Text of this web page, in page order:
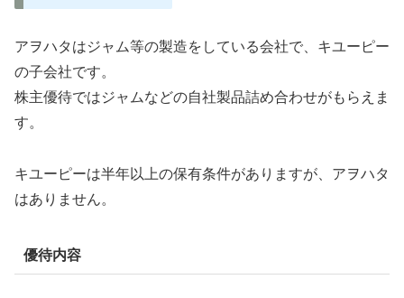
アヲハタはジャム等の製造をしている会社で、キユーピー
の子会社です。
株主優待ではジャムなどの自社製品詰め合わせがもらえま
す。
キユーピーは半年以上の保有条件がありますが、アヲハタ
はありません。
優待内容